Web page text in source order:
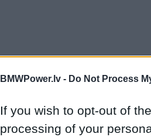
BMWPower.lv - Do Not Process
If you wish to opt-out of
processing of your